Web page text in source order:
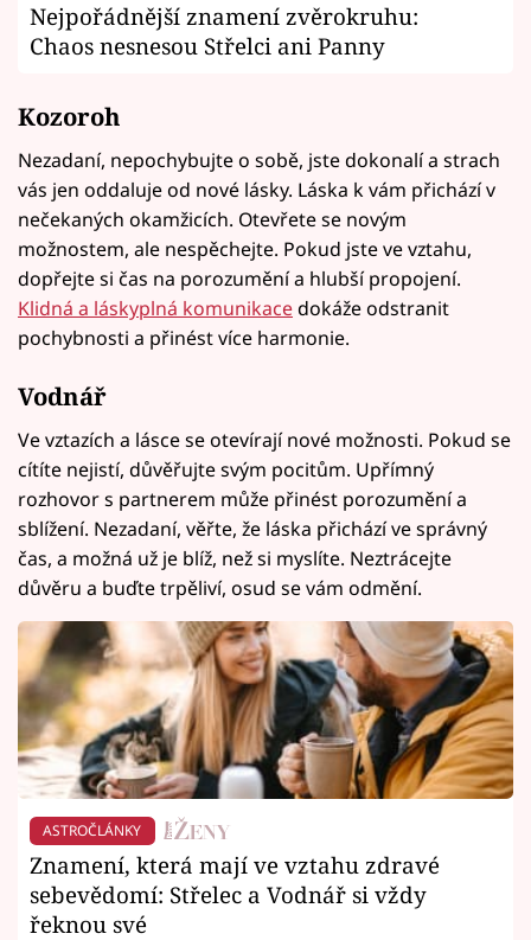
Nejpořádnější znamení zvěrokruhu:
Chaos nesnesou Střelci ani Panny
Kozoroh
Nezadaní, nepochybujte o sobě, jste dokonalí a strach
vás jen oddaluje od nové lásky. Láska k vám přichází v
nečekaných okamžicích. Otevřete se novým
možnostem, ale nespěchejte. Pokud jste ve vztahu,
dopřejte si čas na porozumění a hlubší propojení.
Klidná a láskyplná komunikacedokáže odstranit
pochybnosti a přinést více harmonie.
Vodnář
Ve vztazích a lásce se otevírají nové možnosti. Pokud se
cítíte nejistí, důvěřujte svým pocitům. Upřímný
rozhovor s partnerem může přinést porozumění a
sblížení. Nezadaní, věřte, že láska přichází ve správný
čas, a možná už je blíž, než si myslíte. Neztrácejte
důvěru a buďte trpěliví, osud se vám odmění.
ASTROČLÁNKY
Znamení, která mají ve vztahu zdravé
sebevědomí: Střelec a Vodnář si vždy
řeknou své